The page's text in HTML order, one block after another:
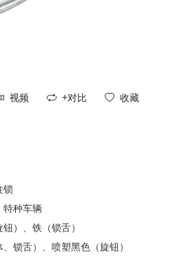
视频 +对比
锁
特种车辆
）、铁（锁舌）
锁舌）、喷塑黑色（旋钮）